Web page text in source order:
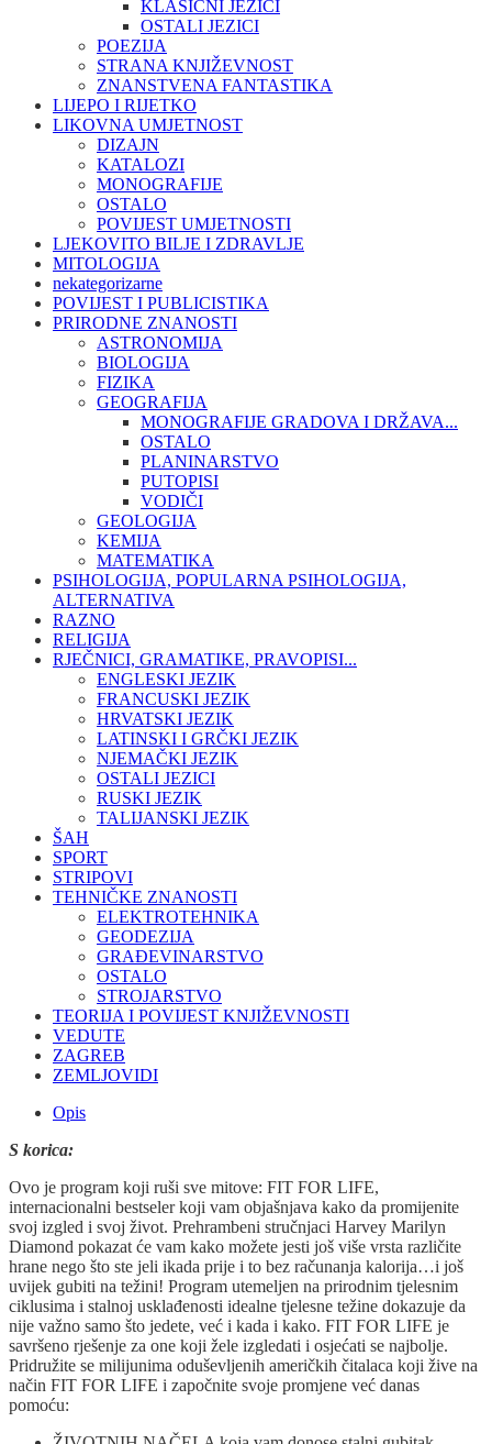
KLASIČNI JEZICI
OSTALI JEZICI
POEZIJA
STRANA KNJIŽEVNOST
ZNANSTVENA FANTASTIKA
LIJEPO I RIJETKO
LIKOVNA UMJETNOST
DIZAJN
KATALOZI
MONOGRAFIJE
OSTALO
POVIJEST UMJETNOSTI
LJEKOVITO BILJE I ZDRAVLJE
MITOLOGIJA
nekategorizarne
POVIJEST I PUBLICISTIKA
PRIRODNE ZNANOSTI
ASTRONOMIJA
BIOLOGIJA
FIZIKA
GEOGRAFIJA
MONOGRAFIJE GRADOVA I DRŽAVA...
OSTALO
PLANINARSTVO
PUTOPISI
VODIČI
GEOLOGIJA
KEMIJA
MATEMATIKA
PSIHOLOGIJA, POPULARNA PSIHOLOGIJA,
ALTERNATIVA
RAZNO
RELIGIJA
RJEČNICI, GRAMATIKE, PRAVOPISI...
ENGLESKI JEZIK
FRANCUSKI JEZIK
HRVATSKI JEZIK
LATINSKI I GRČKI JEZIK
NJEMAČKI JEZIK
OSTALI JEZICI
RUSKI JEZIK
TALIJANSKI JEZIK
ŠAH
SPORT
STRIPOVI
TEHNIČKE ZNANOSTI
ELEKTROTEHNIKA
GEODEZIJA
GRAĐEVINARSTVO
OSTALO
STROJARSTVO
TEORIJA I POVIJEST KNJIŽEVNOSTI
VEDUTE
ZAGREB
ZEMLJOVIDI
Opis
S korica:
Ovo je program koji ruši sve mitove: FIT FOR LIFE,
internacionalni bestseler koji vam objašnjava kako da promijenite
svoj izgled i svoj život. Prehrambeni stručnjaci Harvey Marilyn
Diamond pokazat će vam kako možete jesti još više vrsta različite
hrane nego što ste jeli ikada prije i to bez računanja kalorija…i još
uvijek gubiti na težini! Program utemeljen na prirodnim tjelesnim
ciklusima i stalnoj usklađenosti idealne tjelesne težine dokazuje da
nije važno samo što jedete, već i kada i kako. FIT FOR LIFE je
savršeno rješenje za one koji žele izgledati i osjećati se najbolje.
Pridružite se milijunima oduševljenih američkih čitalaca koji žive na
način FIT FOR LIFE i započnite svoje promjene već danas
pomoću: